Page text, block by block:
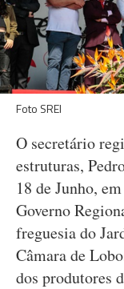
Foto SREI
O secretário
estruturas,
18 de Junho,
Governo
freguesia do
Câmara de
dos produtores